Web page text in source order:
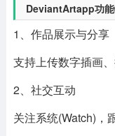
DeviantArtapp功
1、作品展示与分享
支持上传数字插画
2、社交互动
关注系统(Watch)，